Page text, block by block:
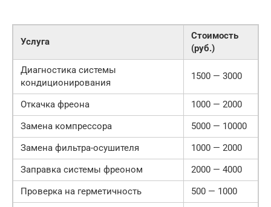
Услуга
Стоимость
(руб.)
Диагностика системы
кондиционирования
1500 — 3000
Откачка фреона
1000 — 2000
Замена компрессора
5000 — 10000
Замена фильтра-осушителя
1000 — 2000
Заправка системы фреоном
2000 — 4000
Проверка на герметичность
500 — 1000